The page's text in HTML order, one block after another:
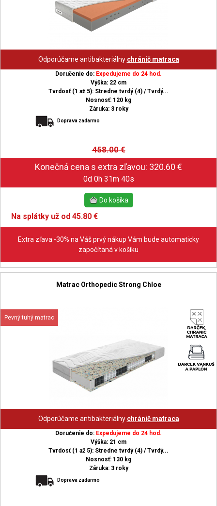
Odporúčame antibakteriálny chránič matraca
Doručenie do: Expedujeme do 24 hod.
Výška: 22 cm
Tvrdosť (1 až 5): Stredne tvrdý (4) / Tvrdý...
Nosnosť: 120 kg
Záruka: 3 roky
Doprava zadarmo
458.00€
0d 0h 31m 39s
Na splátky už od 45.80 €
Extra zľava -30% na Váš prvý nákup Vám bude automaticky
započítaná v košíku
Matrac Orthopedic Strong Chloe
Pevný tuhý matrac
Odporúčame antibakteriálny chránič matraca
Doručenie do: Expedujeme do 24 hod.
Výška: 21 cm
Tvrdosť (1 až 5): Stredne tvrdý (4) / Tvrdý...
Nosnosť: 130 kg
Záruka: 3 roky
Doprava zadarmo